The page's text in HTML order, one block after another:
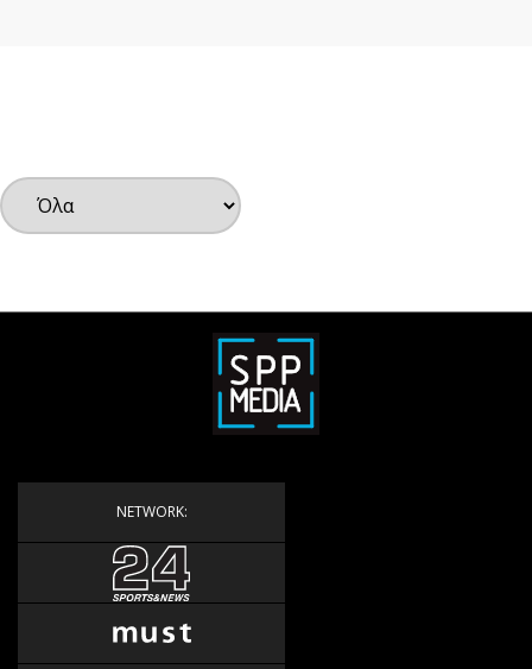
Αγγελίες
Ενοικιάζονται
Θέσεις εργασίας
Αυτοκίνηση
Αφιερώματα
Αναδρομές
NETWORK: